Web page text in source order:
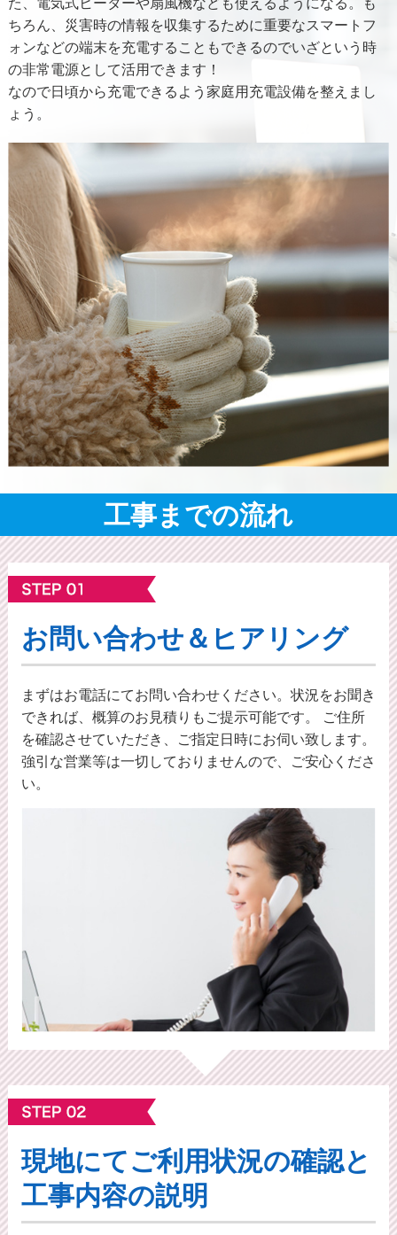
ちろん、災害時の情報を収集するために重要なスマートフ
ォンなどの端末を充電することもできるのでいざという時
の非常電源として活用できます！
なので日頃から充電できるよう家庭用充電設備を整えまし
ょう。
工事までの流れ
お問い合わせ＆ヒアリング
まずはお電話にてお問い合わせください。状況をお聞き
できれば、概算のお⾒積りもご提⽰可能です。 ご住所
を確認させていただき、ご指定日時にお伺い致します。
強引な営業等は一切しておりませんので、ご安心くださ
い。
現地にてご利⽤状況の確認と
工事内容の説明